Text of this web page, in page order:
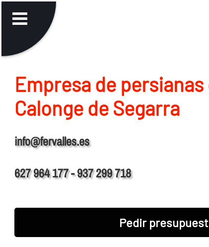
Empresa de persianas
Calonge de Segarra
info@fervalles.es
627 964 177 - 937 299 718
Pedir